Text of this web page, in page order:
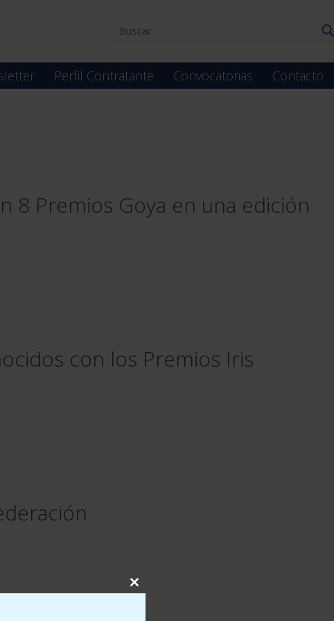
Perfil Contratante Convocatorias Contacto
8 Premios Goya en una edición
con los Premios Iris
Close